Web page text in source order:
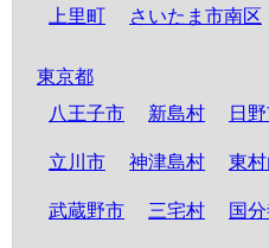
上里町 さいたま市南区
東京都
八王子市
新島村 日
立川市 神津島村 東
武蔵野市 三宅村 国